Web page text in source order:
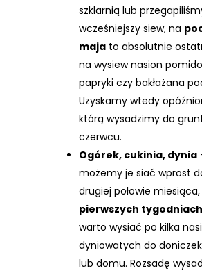
szklarnią lub
wcześniejszy siew, na
maja to absolutnie
na wysiew nasion
papryki czy bakłażana
Uzyskamy wtedy
którą wysadzimy do
czerwcu.
Ogórek, cukinia, dynia
możemy je siać wprost
drugiej połowie
pierwszych
warto wysiać po kilka
dyniowatych do
lub domu. Rozsadę